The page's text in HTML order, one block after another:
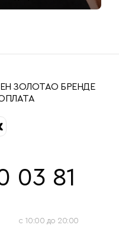
ЗОЛОТАО БРЕНДЕ
03 81
c 10:00 до 20:00